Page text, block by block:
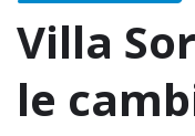
Villa
le